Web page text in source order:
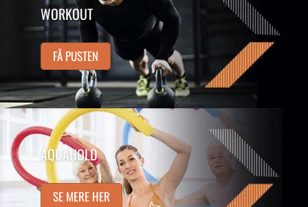
WORKOUT
FÅ PUSTEN
AQUAHOLD
SE MERE HER